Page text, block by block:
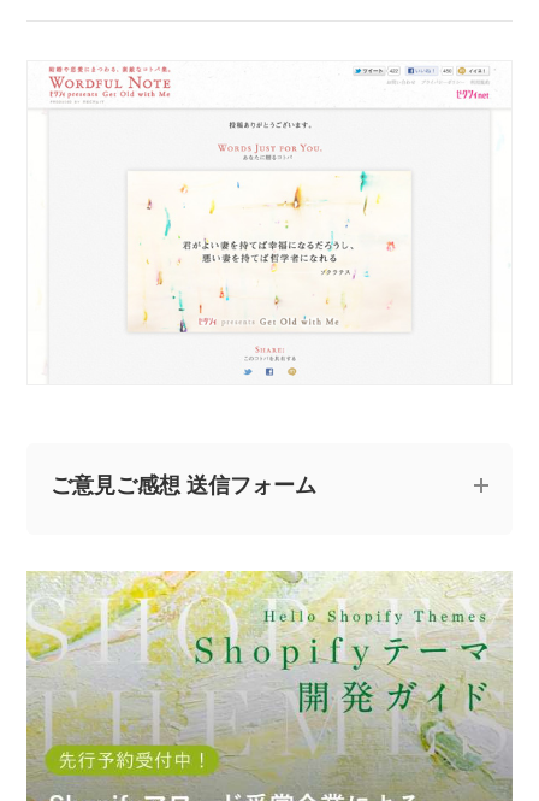
ご意見ご感想 送信フォーム
にお寄せください。
※なお、ご質問については回答できない場合と、当ブログ
の記事にて個人情報を伏せたうえで回答させていただく
場合がございます。あらかじめご了承ください。